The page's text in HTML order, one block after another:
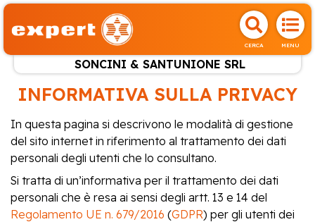
CERCA MENU
SONCINI & SANTUNIONE SRL
INFORMATIVA SULLA PRIVACY
In questa pagina si descrivono le modalità di gestione
del sito internet in riferimento al trattamento dei dati
personali degli utenti che lo consultano.
Si tratta di un’informativa per il trattamento dei dati
personali che è resa ai sensi degli artt. 13 e 14 del
Regolamento UE n. 679/2016 (GDPR) per gli utenti dei